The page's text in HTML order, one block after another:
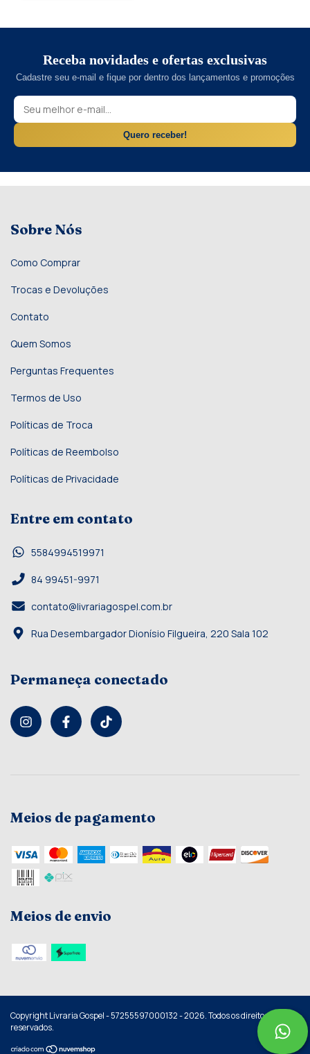
Receba novidades e ofertas exclusivas
Cadastre seu e-mail e fique por dentro dos lançamentos e promoções
Quero receber!
Sobre Nós
Como Comprar
Trocas e Devoluções
Contato
Quem Somos
Perguntas Frequentes
Termos de Uso
Políticas de Troca
Políticas de Reembolso
Políticas de Privacidade
Entre em contato
5584994519971
84 99451-9971
contato@livrariagospel.com.br
Rua Desembargador Dionísio Filgueira, 220 Sala 102
Permaneça conectado
Meios de pagamento
Meios de envio
Copyright Livraria Gospel - 57255597000132 - 2026. Todos os direitos
reservados.